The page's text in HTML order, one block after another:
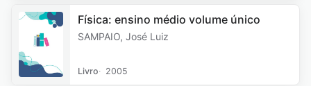
Física: ensino médio volume único
SAMPAIO, José Luiz
Livro 2005